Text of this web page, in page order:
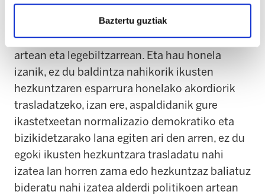
Baztertu guztiak
benetako aurrera pausoak emateko politika eta
gizarte mailako oinarrizko akordiorik ez baitu
sumatzen, modu berezian alderdi politikoen
artean eta legebiltzarrean. Eta hau honela
izanik, ez du baldintza nahikorik ikusten
hezkuntzaren esparrura honelako akordiorik
trasladatzeko, izan ere, aspaldidanik gure
ikastetxeetan normalizazio demokratiko eta
bizikidetzarako lana egiten ari den arren, ez du
egoki ikusten hezkuntzara trasladatu nahi
izatea lan horren zama edo hezkuntzaz baliatuz
bideratu nahi izatea alderdi politikoen artean